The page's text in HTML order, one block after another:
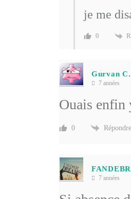
je me
0
Gurvan C.
7 années
Ouais enfin
0 Répondre
FANDEBR
7 années